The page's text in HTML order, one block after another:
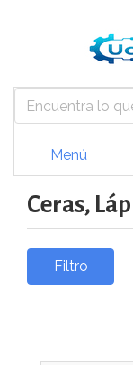
Menú
Ceras,
Filtro